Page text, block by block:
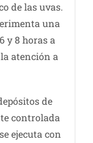
de las uvas.
una
y 8 horas a
atención a
de
controlada
ejecuta con